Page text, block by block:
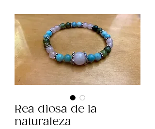
Rea diosa de la
naturaleza